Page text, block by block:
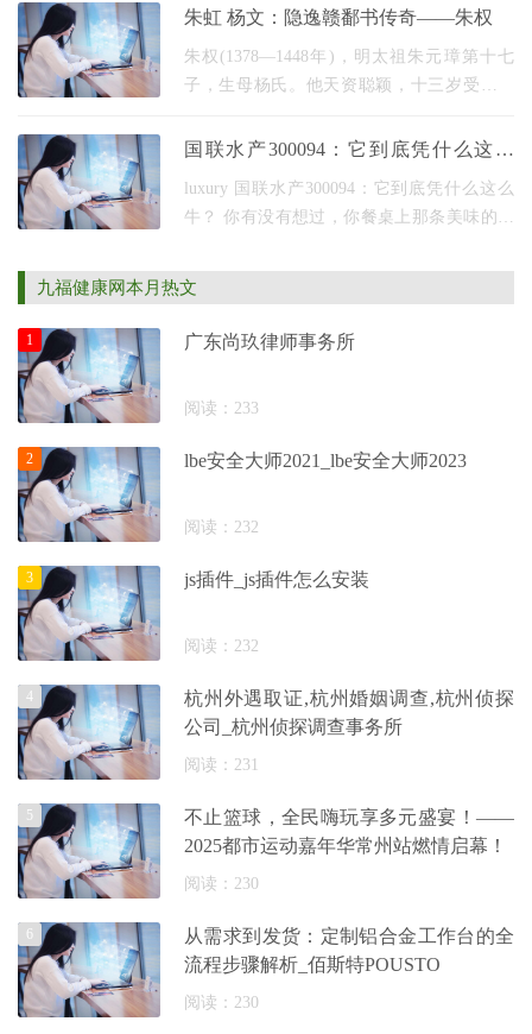
尽致；舞台机械突破传统平面布局，升降
朱虹 杨文：隐逸赣鄱书传奇——朱权
朱权(1378—1448年)，明太祖朱元璋第十七
子，生母杨氏。他天资聪颖，十三岁受封宁
兵八万、战车六千，麾下朵颜三卫骑兵骁勇
国联水产300094：它到底凭什么这么
牛？
luxury 国联水产300094：它到底凭什么这么
牛？ 你有没有想过，你餐桌上那条美味的烤
家上市公司？没错，今天咱们要聊的就是这
家跟咱们“吃
九福健康网本月热文
广东尚玖律师事务所
阅读：233
1
lbe安全大师2021_lbe安全大师2023
阅读：232
2
js插件_js插件怎么安装
阅读：232
3
杭州外遇取证,杭州婚姻调查,杭州侦探
公司_杭州侦探调查事务所
阅读：231
4
不止篮球，全民嗨玩享多元盛宴！——
2025都市运动嘉年华常州站燃情启幕！
阅读：230
5
从需求到发货：定制铝合金工作台的全
流程步骤解析_佰斯特POUSTO
阅读：230
6